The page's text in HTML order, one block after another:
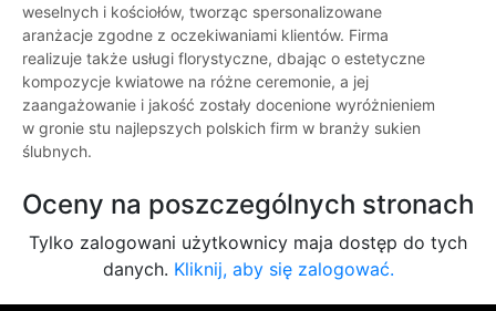
weselnych i kościołów, tworząc spersonalizowane
aranżacje zgodne z oczekiwaniami klientów. Firma
realizuje także usługi florystyczne, dbając o estetyczne
kompozycje kwiatowe na różne ceremonie, a jej
zaangażowanie i jakość zostały docenione wyróżnieniem
w gronie stu najlepszych polskich firm w branży sukien
ślubnych.
Oceny na poszczególnych stronach
Tylko zalogowani użytkownicy maja dostęp do tych
danych. Kliknij, aby się zalogować.